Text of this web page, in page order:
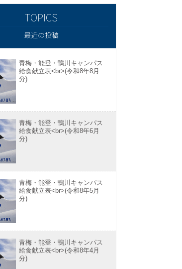
最近の投稿
青梅・能登・鴨川キャンパス
給食献立表<br>(令和8年8月
分)
青梅・能登・鴨川キャンパス
給食献立表<br>(令和8年6月
分)
青梅・能登・鴨川キャンパス
給食献立表<br>(令和8年5月
分)
青梅・能登・鴨川キャンパス
給食献立表<br>(令和8年4月
分)